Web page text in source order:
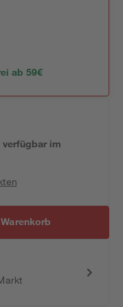
ab 59€
verfügbar im